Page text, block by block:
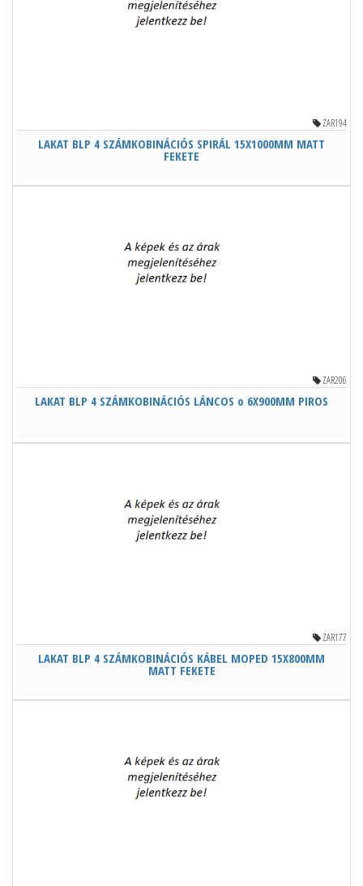
ZAR194
LAKAT BLP 4 SZÁMKOBINÁCIÓS SPIRÁL 15X1000MM MATT
FEKETE
ZAR206
LAKAT BLP 4 SZÁMKOBINÁCIÓS LÁNCOS o 6X900MM PIROS
ZAR177
LAKAT BLP 4 SZÁMKOBINÁCIÓS KÁBEL MOPED 15X800MM
MATT FEKETE